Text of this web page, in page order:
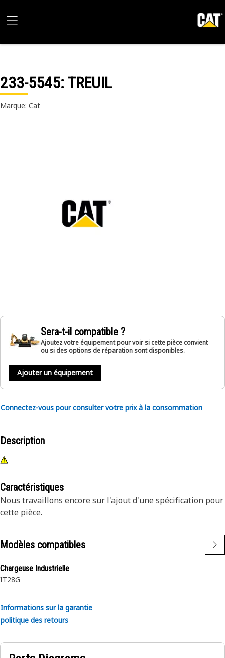
233-5545: TREUIL
Marque: Cat
Sera-t-il compatible ?
Ajoutez votre équipement pour voir si cette pièce convient
ou si des options de réparation sont disponibles.
Ajouter un équipement
Connectez-vous pour consulter votre prix à la consommation
Description
Caractéristiques
Nous travaillons encore sur l'ajout d'une spécification pour
cette pièce.
Modèles compatibles
Chargeuse Industrielle
IT28G
Informations sur la garantie
politique des retours